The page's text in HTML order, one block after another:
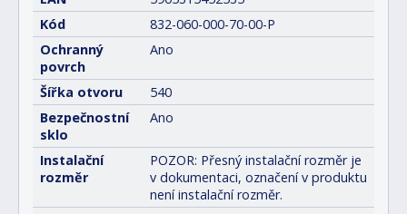
Kód
832-060-000-70-00-P
Ochranný
povrch
Ano
Šířka otvoru
540
Bezpečnostní
sklo
Ano
Instalační
rozměr
POZOR: Přesný instalační rozměr je
v dokumentaci, označení v produktu
není instalační rozměr.